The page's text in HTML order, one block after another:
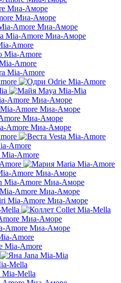
Миа-Аморе
Amore Миа-Аморе
Amore
Amore
Amore Миа-Аморе
Миа-Аморе
Amore
Amore Миа-Аморе
Amore Миа-Аморе
Миа-Аморе
Amore
Mella